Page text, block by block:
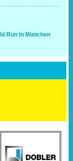
Run in München